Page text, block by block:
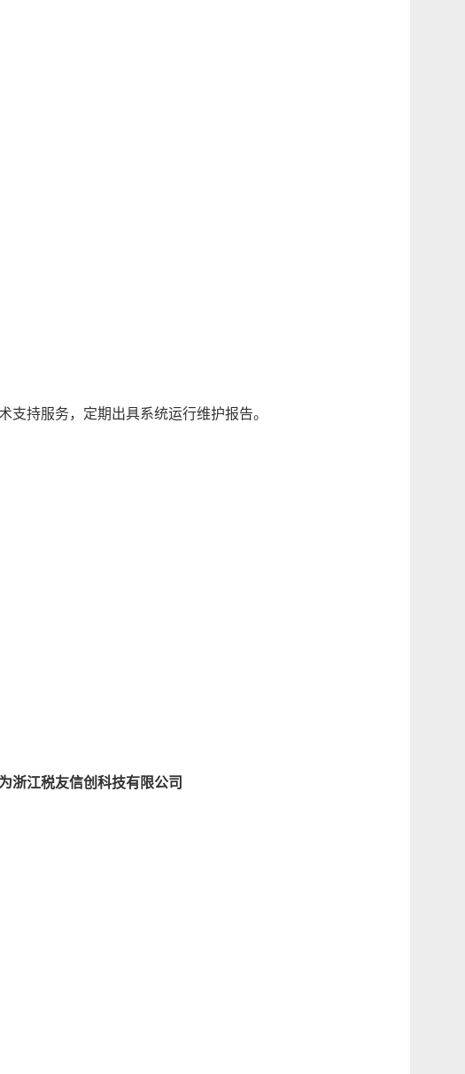
持服务，定期出具系统运行维护报告。
浙江税友信创科技有限公司